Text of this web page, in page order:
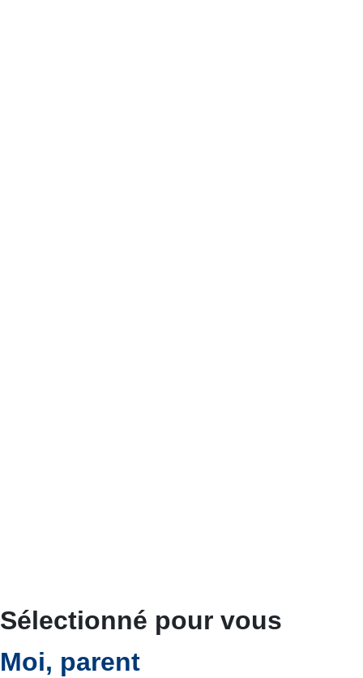
Sélectionné pour vous
Moi, parent